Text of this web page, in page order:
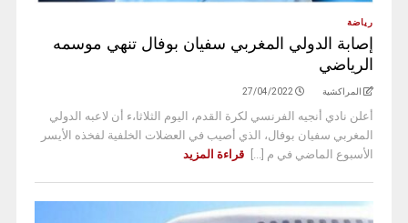
رياضة
إصابة الدولي المغربي سفيان بوفال تنهي موسمه
الرياضي
المراكشية 27/04/2022
أعلن نادي أنجيه الفرنسي لكرة القدم، اليوم الثلاثا،ء أن لاعبه الدولي
المغربي سفيان بوفال، الذي أصيب في العضلات الخلفية لفخذه الأيسر
الأسبوع الماضي في م [...]
قراءة المزيد